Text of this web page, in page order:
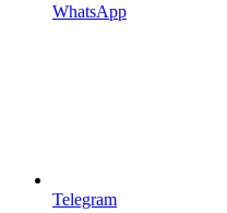
WhatsApp
Telegram